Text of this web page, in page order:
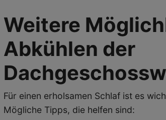
Weitere
Abkühlen der
Für einen erholsamen Schlaf ist es
Mögliche Tipps, die helfen sind: